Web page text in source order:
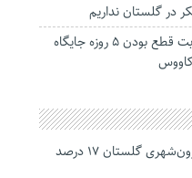
در گلستان نداریم
گلایه رانندگان تاکسی بابت قطع بودن ۵ روزه جایگاه
جانباختگان تصادفات درون‌شهری گلستان ۱۷ درصد